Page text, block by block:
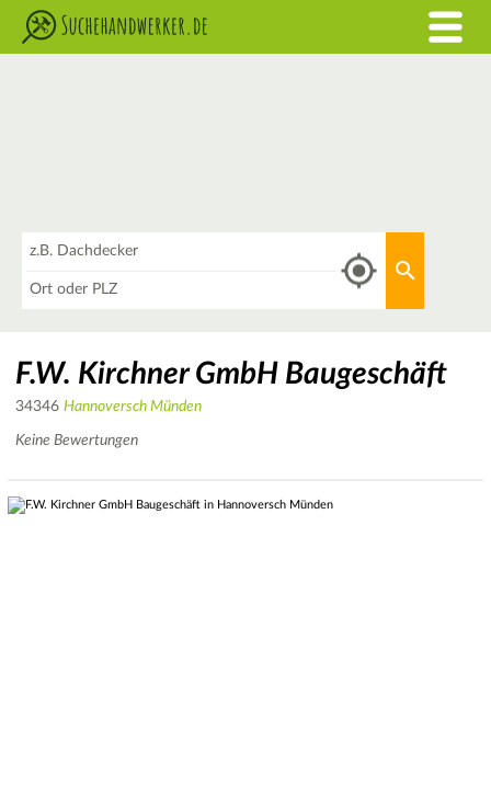
F.W. Kirchner GmbH Baugeschäft
34346 Hannoversch Münden
Keine Bewertungen